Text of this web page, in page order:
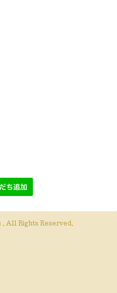
. All Rights Reserved.